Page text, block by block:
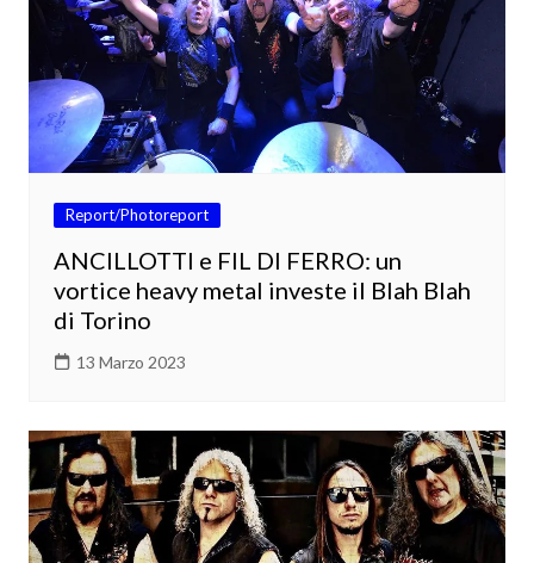
Report/Photoreport
ANCILLOTTI e FIL DI FERRO: un
vortice heavy metal investe il Blah Blah
di Torino
13 Marzo 2023